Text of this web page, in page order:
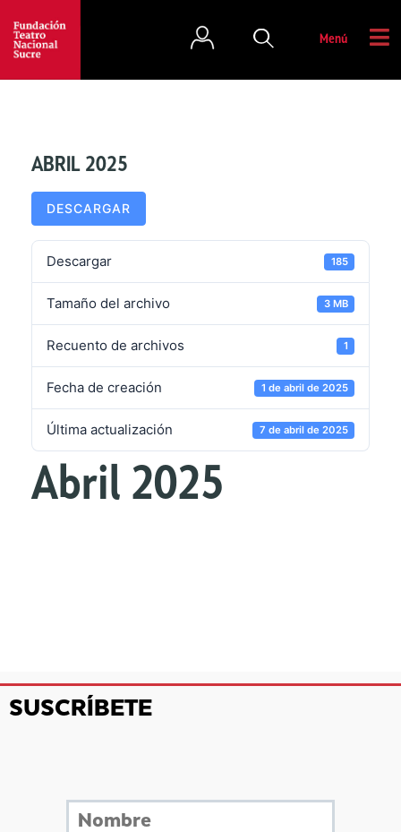
Menú
ABRIL 2025
DESCARGAR
Descargar 185
Tamaño del archivo 3 MB
Recuento de archivos 1
Fecha de creación 1 de abril de 2025
Última actualización 7 de abril de 2025
Abril 2025
SUSCRÍBETE